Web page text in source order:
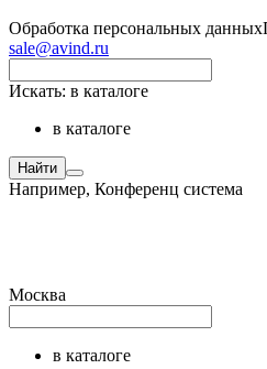
Обработка персональных данных
sale@avind.ru
Искать: в каталоге
в каталоге
Найти
Например, Конференц система
Москва
в каталоге